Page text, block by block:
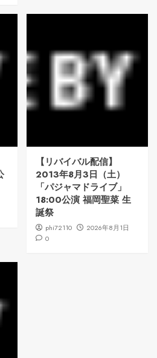
【リバイバル配信】
2013年8月3日（土）
「パジャマドライブ」
18:00公演 福岡聖菜 生
誕祭
phi72110
2026年8月1日
0